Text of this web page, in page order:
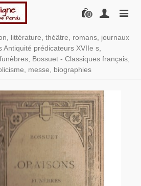
0
littérature, théâtre, romans, journaux
Antiquité prédicateurs XVIIe s,
Bossuet - Classiques français,
messe, biographies